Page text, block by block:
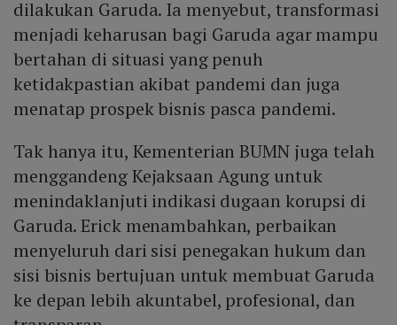
dilakukan Garuda. Ia menyebut, transformasi
menjadi keharusan bagi Garuda agar mampu
bertahan di situasi yang penuh
ketidakpastian akibat pandemi dan juga
menatap prospek bisnis pasca pandemi.
Tak hanya itu, Kementerian BUMN juga telah
menggandeng Kejaksaan Agung untuk
menindaklanjuti indikasi dugaan korupsi di
Garuda. Erick menambahkan, perbaikan
menyeluruh dari sisi penegakan hukum dan
sisi bisnis bertujuan untuk membuat Garuda
ke depan lebih akuntabel, profesional, dan